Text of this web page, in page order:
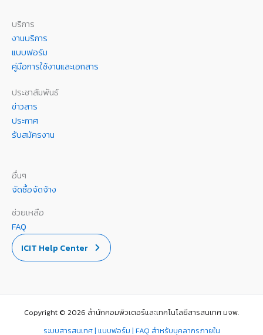
บริการ
งานบริการ
แบบฟอร์ม
คู่มือการใช้งานและเอกสาร
ประชาสัมพันธ์
ข่าวสาร
ประกาศ
รับสมัครงาน
อื่นๆ
จัดซื้อจัดจ้าง
ช่วยเหลือ
FAQ
ICIT Help Center
Copyright © 2026 สำนักคอมพิวเตอร์และเทคโนโลยีสารสนเทศ มจพ.
ระบบสารสนเทศ | แบบฟอร์ม | FAQ สำหรับบุคลากรภายใน